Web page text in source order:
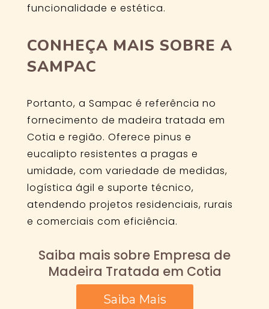
funcionalidade e estética.
CONHEÇA MAIS SOBRE A
SAMPAC
Portanto, a Sampac é referência no
fornecimento de madeira tratada em
Cotia e região. Oferece pinus e
eucalipto resistentes a pragas e
umidade, com variedade de medidas,
logística ágil e suporte técnico,
atendendo projetos residenciais, rurais
e comerciais com eficiência.
Saiba mais sobre Empresa de
Madeira Tratada em Cotia
Saiba Mais